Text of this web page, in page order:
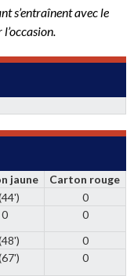
s’entraînent avec le
jaune
Carton rouge
0
0
0
0
0